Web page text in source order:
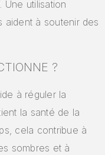
Une utilisation
aident à soutenir des
?
à réguler la
la santé de la
cela contribue à
sombres et à